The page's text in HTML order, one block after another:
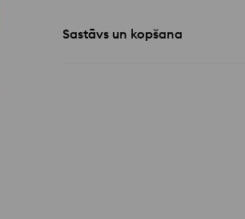
Sastāvs un kopšana